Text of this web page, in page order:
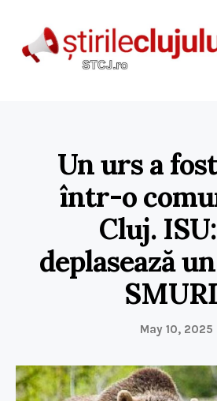
Un urs a
într-o
Cluj.
deplasează
May 10, 2025